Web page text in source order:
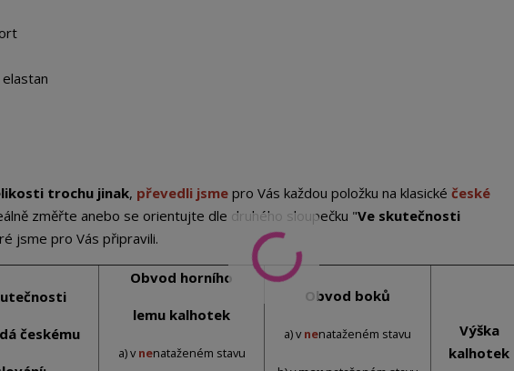
trochu jinak, převedli jsme pro Vás každou položku na klasické české
změřte anebo se orientujte dle druhého sloupečku "Ve skutečnosti
jsme pro Vás připravili.
českému
Obvod horního
lemu kalhotek
a) vnenataženém stavu
Obvod boků
a) vnenataženém stavu
Výška
kalhotek